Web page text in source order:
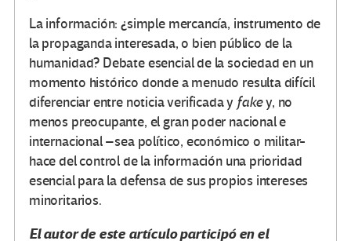
La información: ¿simple mercancía, instrumento de
la propaganda interesada, o bien público de la
humanidad? Debate esencial de la sociedad en un
momento histórico donde a menudo resulta difícil
diferenciar entre noticia verificada y fakey, no
menos preocupante, el gran poder nacional e
internacional –sea político, económico o militar-
hace del control de la información una prioridad
esencial para la defensa de sus propios intereses
minoritarios.
El autor de este artículo participó en el